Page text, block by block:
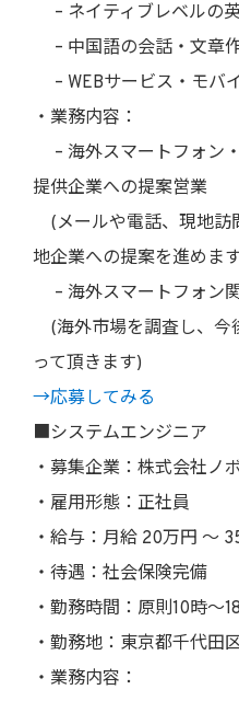
– ネイティブレベルの
– 中国語の会話・文章
– WEBサービス・モバ
・業務内容：
– 海外スマートフォン
提供企業への提案営業
(メールや電話、現地訪
地企業への提案を進めま
– 海外スマートフォン
(海外市場を調査し、今
って頂きます)
→応募してみる
■システムエンジニア
・募集企業：株式会社ノ
・雇用形態：正社員
・給与：月給 20万円 〜
・待遇：社会保険完備
・勤務時間：原則10時〜
・勤務地：東京都千代田
・業務内容：